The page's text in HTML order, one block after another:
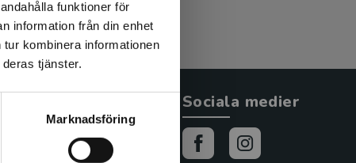
funktioner för
information från din enhet
kombinera informationen
tjänster.
Marknadsföring
Sociala medier